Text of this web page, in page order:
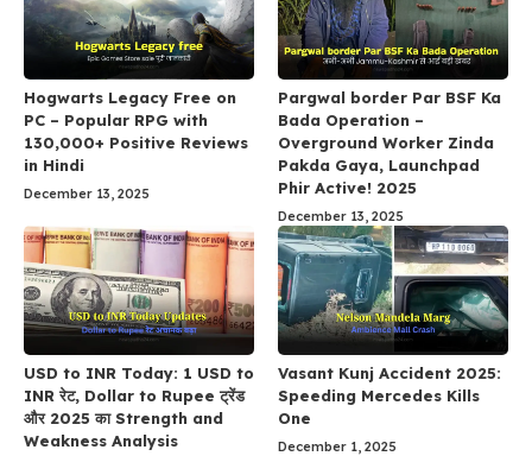
Hogwarts Legacy Free on
PC – Popular RPG with
130,000+ Positive Reviews
in Hindi
December 13, 2025
Pargwal border Par BSF Ka
Bada Operation –
Overground Worker Zinda
Pakda Gaya, Launchpad
Phir Active! 2025
December 13, 2025
USD to INR Today: 1 USD to
INR रेट, Dollar to Rupee ट्रेंड
और 2025 का Strength and
Weakness Analysis
Vasant Kunj Accident 2025:
Speeding Mercedes Kills
One
December 1, 2025